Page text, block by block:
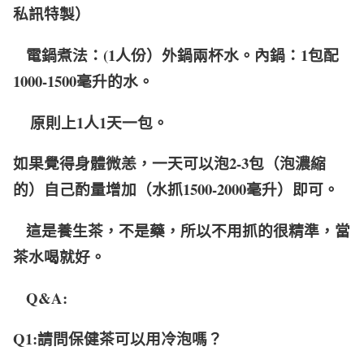
私訊特製）
電鍋煮法：(1人份）外鍋兩杯水。內鍋：1包配
1000-1500毫升的水。
原則上1人1天一包。
如果覺得身體微恙，一天可以泡2-3包（泡濃縮
的）自己酌量增加（水抓1500-2000毫升）即可。
這是養生茶，不是藥，所以不用抓的很精準，當
茶水喝就好。
Q&A:
Q1:請問保健茶可以用冷泡嗎？